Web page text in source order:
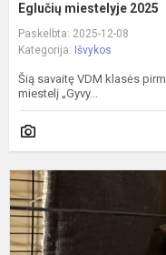
Eglučių miestelyje 2025
Paskelbta: 2025-12-08
Kategorija: Išvykos
Šią savaitę VDM klasės
miestelį „Gyvy...